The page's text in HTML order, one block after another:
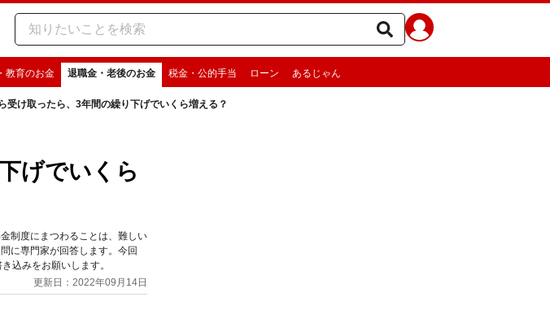
教育のお金 退職金・老後のお金 税金・公的手当 ローン あるじゃん
受け取ったら、3年間の繰り下げでいくら増える？
げでいくら
制度にまつわることは、難しい
に専門家が回答します。今回
込みをお願いします。
更新日：2022年09月14日